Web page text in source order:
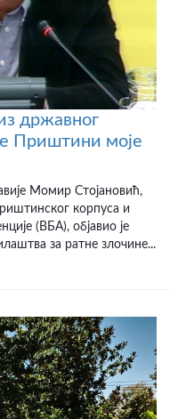
државног
Приштини моје
Момир Стојановић,
корпуса и
(ВБА), објавио је
за ратне злочине...